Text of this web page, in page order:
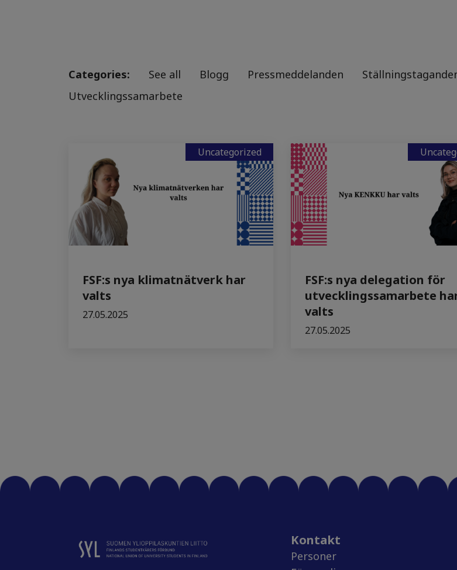
Categories: See all Blogg Pressmeddelanden
Utvecklingssamarbete
Uncategorized
FSF:s nya klimatnätverk har
valts
27.05.2025
FSF:s nya delegation för
utvecklingssamarbete
valts
27.05.2025
Kontakt
Personer